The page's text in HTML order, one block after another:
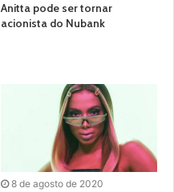
Anitta pode ser tornar
acionista do Nubank
8 de agosto de 2020